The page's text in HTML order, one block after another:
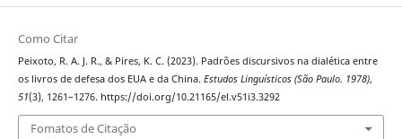
Como Citar
Peixoto, R. A. J. R., & Pires, K. C. (2023). Padrões discursivos na dialética entre
os livros de defesa dos EUA e da China. Estudos Linguísticos (São Paulo. 1978),
51(3), 1261–1276. https://doi.org/10.21165/el.v51i3.3292
Fomatos de Citação